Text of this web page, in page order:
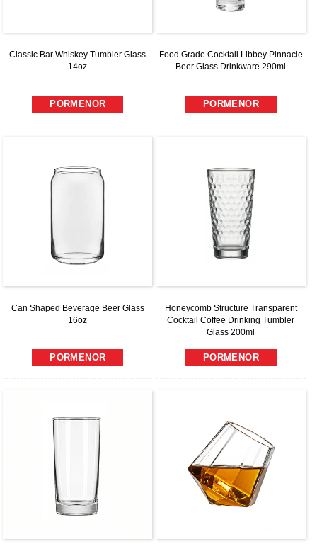
Classic Bar Whiskey Tumbler Glass
14oz
PORMENOR
Food Grade Cocktail Libbey Pinnacle
Beer Glass Drinkware 290ml
PORMENOR
Can Shaped Beverage Beer Glass
16oz
PORMENOR
Honeycomb Structure Transparent
Cocktail Coffee Drinking Tumbler
Glass 200ml
PORMENOR